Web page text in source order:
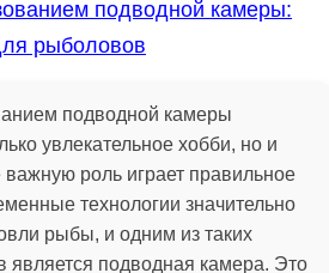
подводной камеры:
рыболовов
подводной камеры
увлекательное хобби, но и
важную роль играет правильное
технологии значительно
рыбы, и одним из таких
является подводная камера. Это